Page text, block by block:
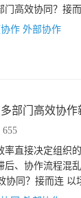
高效协同？接
路径。
作 外部协作
部门高效协作
655
直接决定组织
、协作流程混
协同？接而连